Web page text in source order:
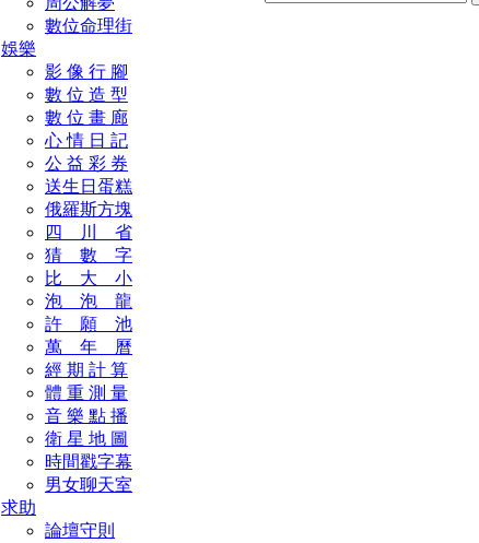
數位命理街
娛樂
影 像 行 腳
數 位 造 型
數 位 畫 廊
心 情 日 記
公 益 彩 券
送生日蛋糕
俄羅斯方塊
四 川 省
猜 數 字
比 大 小
泡 泡 龍
許 願 池
萬 年 曆
經 期 計 算
體 重 測 量
音 樂 點 播
衛 星 地 圖
時間戳字幕
男女聊天室
求助
論壇守則